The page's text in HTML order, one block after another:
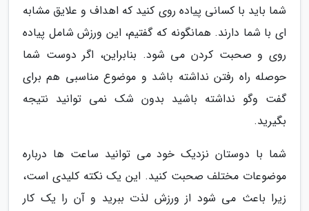
شما باید با کسانی پیاده روی کنید که اهداف و علایق مشابه
ای با شما دارند. همانگونه که گفتیم، این ورزش شامل پیاده
روی و صحبت کردن می شود. بنابراین، اگر دوست شما
حوصله راه رفتن نداشته باشد و موضوع مناسبی هم برای
گفت وگو نداشته باشید بدون شک نمی توانید نتیجه
بگیرید.
شما با دوستان نزدیک خود می توانید ساعت ها درباره
موضوعات مختلف صحبت کنید. این یک نکته کلیدی است،
زیرا باعث می شود از ورزش لذت ببرید و آن را یک کار